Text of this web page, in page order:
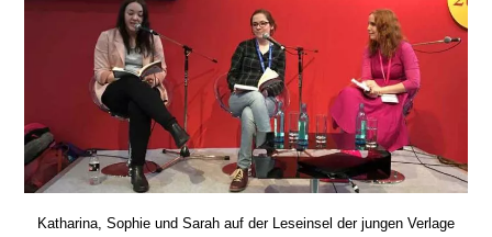
Katharina, Sophie und Sarah auf der Leseinsel der jungen Verlage